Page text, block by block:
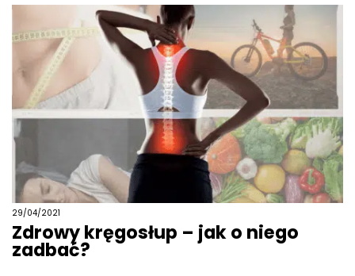
29/04/2021
Zdrowy kręgosłup – jak o niego
zadbać?